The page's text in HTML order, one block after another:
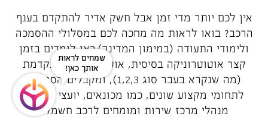
אין לכם יותר מדי זמן אבל חשק אדיר להתקדם בענף
הרכב? בואו לראות מה מחכה לכם במסלולי ההסמכה
ולימודי התעודה (במימון המדינה).כאן לומדים בזמן
קצר אוטוטרוניקה בסיסית, אוטוטרוניקה מתקדמת
(מה שנקרא בעבר סוג 1,2,3), ומקבלים הסמכות
לתחומי מקצוע שונים, כמו מכונאים, יועצי שירות,
מנהלי מרכז שירות ומומחים לרכב חשמלי.
שאלה?
נשמח לעזור!